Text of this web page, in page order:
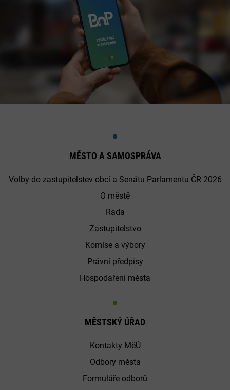
MĚSTO A SAMOSPRÁVA
Volby do zastupitelstev obcí a Senátu Parlamentu ČR 2026
O městě
Rada
Zastupitelstvo
Komise a výbory
Právní předpisy
Hospodaření města
MĚSTSKÝ ÚŘAD
Kontakty MěÚ
Odbory města
Formuláře odborů